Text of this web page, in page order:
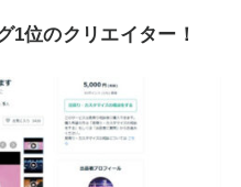
1位のクリエイター！